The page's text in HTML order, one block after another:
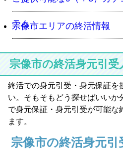
テム
宗像市エリアの終活情報
宗像市の終活身元引
終活での身元引受・身元保証を
い。そもそもどう探せばいい
で身元保証・身元引受が可能
ます。
宗像市の終活身元